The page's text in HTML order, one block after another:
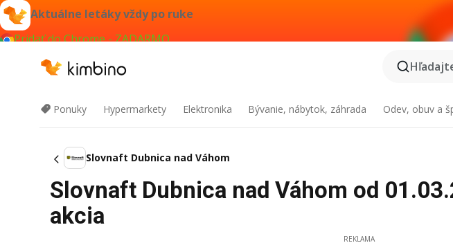
Aktuálne letáky vždy po ruke
Pridať do Chrome - ZADARMO
Ponuky Hypermarkety Elektronika Bývanie, nábytok, záhrada Odev, obuv a
Slovnaft Dubnica nad Váhom
Slovnaft Dubnica nad Váhom od
akcia
REKLAMA